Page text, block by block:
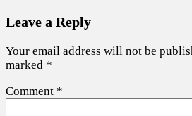
Leave a Reply
Your email address will not be
marked *
Comment *